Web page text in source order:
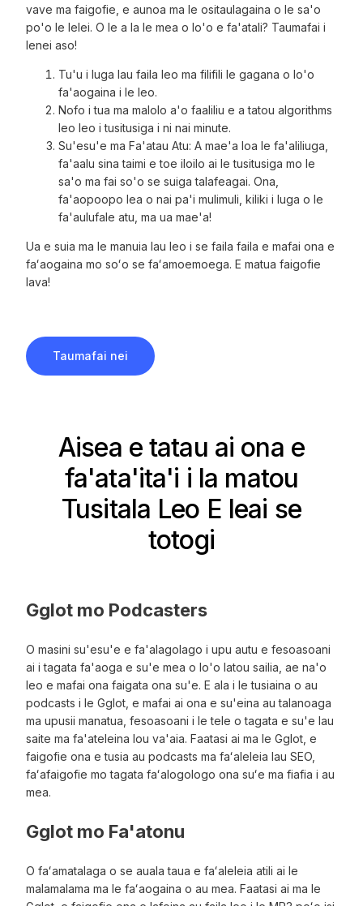
vave ma faigofie, e aunoa ma le ositaulagaina o le sa'o
po'o le lelei. O le a la le mea o lo'o e fa'atali? Taumafai i
lenei aso!
Tu'u i luga lau faila leo ma filifili le gagana o lo'o
fa'aogaina i le leo.
Nofo i tua ma malolo a'o faaliliu e a tatou algorithms
leo leo i tusitusiga i ni nai minute.
Su'esu'e ma Fa'atau Atu: A mae'a loa le fa'aliliuga,
fa'aalu sina taimi e toe iloilo ai le tusitusiga mo le
sa'o ma fai so'o se suiga talafeagai. Ona,
fa'aopoopo lea o nai pa'i mulimuli, kiliki i luga o le
fa'aulufale atu, ma ua mae'a!
Ua e suia ma le manuia lau leo i se faila faila e mafai ona e
faʻaogaina mo soʻo se faʻamoemoega. E matua faigofie
lava!
Taumafai nei
Aisea e tatau ai ona e
fa'ata'ita'i i la matou
Tusitala Leo E leai se
totogi
Gglot mo Podcasters
O masini su'esu'e e fa'alagolago i upu autu e fesoasoani
ai i tagata fa'aoga e su'e mea o lo'o latou sailia, ae na'o
leo e mafai ona faigata ona su'e. E ala i le tusiaina o au
podcasts i le Gglot, e mafai ai ona e su'eina au talanoaga
ma upusii manatua, fesoasoani i le tele o tagata e su'e lau
saite ma fa'ateleina lou va'aia. Faatasi ai ma le Gglot, e
faigofie ona e tusia au podcasts ma faʻaleleia lau SEO,
faʻafaigofie mo tagata faʻalogologo ona suʻe ma fiafia i au
mea.
Gglot mo Fa'atonu
O faʻamatalaga o se auala taua e faʻaleleia atili ai le
malamalama ma le faʻaogaina o au mea. Faatasi ai ma le